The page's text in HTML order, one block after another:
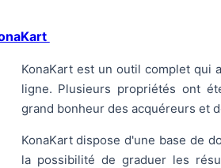
KonaKart est un outil complet qui
ligne. Plusieurs propriétés ont
grand bonheur des acquéreurs et
KonaKart dispose d'une base de
la possibilité de graduer les